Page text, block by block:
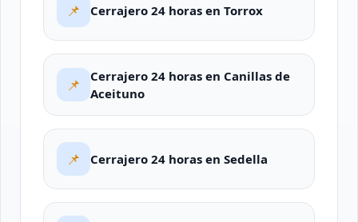
📌 Cerrajero 24 horas en Torrox
📌
Cerrajero 24 horas en Canillas de
Aceituno
📌 Cerrajero 24 horas en Sedella